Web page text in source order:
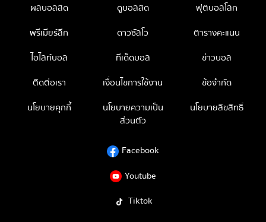
ผลบอลสด ดูบอลสด
ฟุตบอลโลก
พรีเมียร์ลีก
ดาวซัลโว
ตารางคะแนน
ไฮไลท์บอล
ทีเด็ดบอล
ข่าวบอล
ติดต่อเรา
เงื่อนไขการใช้งาน
ข้อจำกัด
นโยบายคุกกี้
นโยบายความเป็น
ส่วนตัว
นโยบายลิขสิทธิ์
Facebook
Youtube
Tiktok